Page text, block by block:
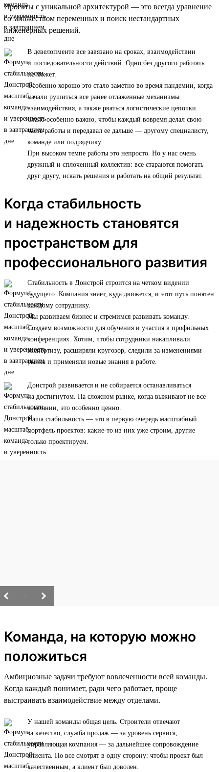
Проекты с уникальной архитектурой — это всегда уравнение
со множеством переменных и поиск нестандартных
инженерных решений.
В девелопменте все завязано на сроках, взаимодействии
и последовательности действий. Одно без другого работать
не может.
Особенно хорошо это стало заметно во время пандемии, когда
начали рушиться все ранее отлаженные механизмы
взаимодействия, а также рваться логистические цепочки.
Стало особенно важно, чтобы каждый вовремя делал свою
часть работы и передавал ее дальше — другому специалисту,
команде или подрядчику.
При высоком темпе работы это непросто. Но у нас очень
дружный и сплоченный коллектив: все стараются помогать
друг другу, искать решения и работать на общий результат.
Когда стабильность
и надежность становятся
пространством для
профессионального развития
Стабильность в Донстрой строится на четком видении
будущего. Компания знает, куда движется, и этот путь понятен
каждому сотруднику.
Мы развиваем бизнес и стремимся развивать команду.
Создаем возможности для обучения и участия в профильных
конференциях. Хотим, чтобы сотрудники накапливали
экспертизу, расширяли кругозор, следили за изменениями
рынка и применяли новые знания в работе.
Донстрой развивается и не собирается останавливаться
на достигнутом. На сложном рынке, когда выживают не все
компании, это особенно ценно.
Наша стабильность — это в первую очередь масштабный
портфель проектов: какие-то из них уже строим, другие
только проектируем.
Команда, на которую можно
положиться
Амбициозные задачи требуют вовлеченности всей команды.
Когда каждый понимает, ради чего работает, проще
выстраивать взаимодействие между отделами.
У нашей команды общая цель. Строители отвечают
за качество, служба продаж — за уровень сервиса,
управляющая компания — за дальнейшее сопровождение
клиента. Но все смотрят в одну сторону: чтобы проект был
качественным, а клиент был доволен.